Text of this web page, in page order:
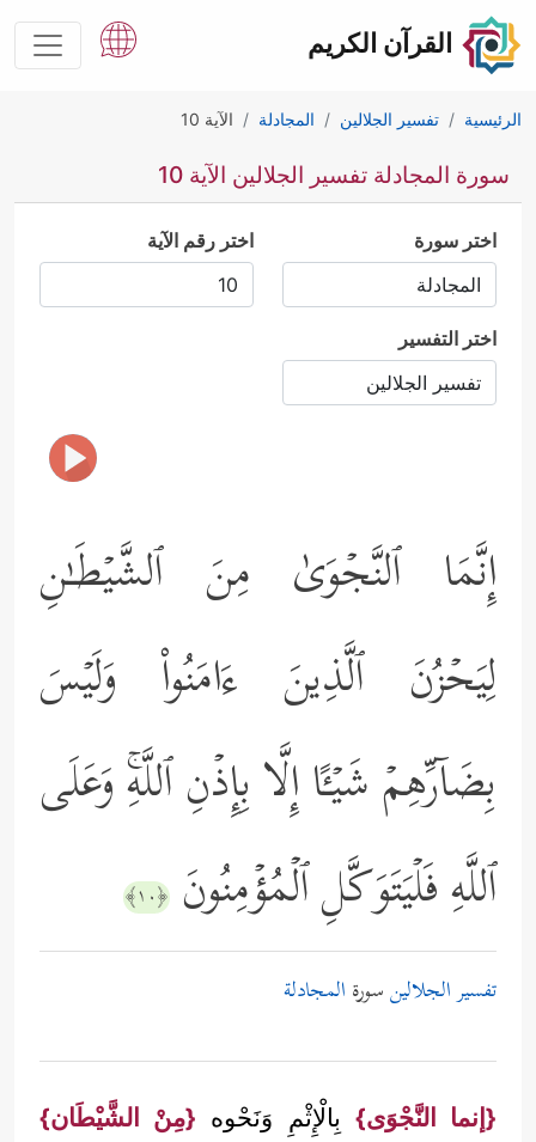
القرآن الكريم
الرئيسية تفسير الجلالين المجادلة الآية 10
سورة المجادلة تفسير الجلالين الآية 10
اختر سورة اختر رقم الآية
اختر التفسير
إِنَّمَا ٱلنَّجۡوَىٰ مِنَ ٱلشَّیۡطَـٰنِ
لِیَحۡزُنَ ٱلَّذِینَ ءَامَنُواْ وَلَیۡسَ
بِضَاۤرِّهِمۡ شَیۡـًٔا إِلَّا بِإِذۡنِ ٱللَّهِۚ وَعَلَى
ٱللَّهِ فَلۡیَتَوَكَّلِ ٱلۡمُؤۡمِنُونَ ﴿١٠﴾
تفسير الجلالينسورة المجادلة
{إنما النَّجْوَى} بِالْإِثْمِ وَنَحْوه {مِنْ الشَّيْطَان}